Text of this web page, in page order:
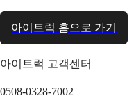
아이트럭 홈으로 가기
아이트럭 고객센터
0508-0328-7002